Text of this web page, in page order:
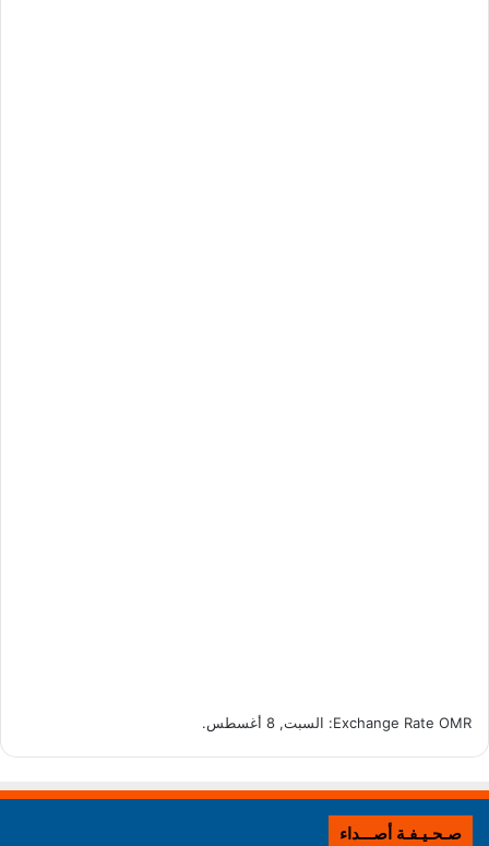
Exchange Rate OMR : السبت, 8 أغسطس.
صـحـيـفـة أصـــداء